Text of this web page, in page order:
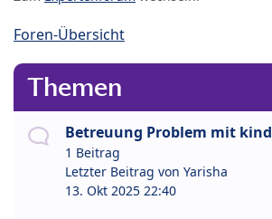
Foren-Übersicht
Themen
Betreuung Problem mit kind
1 Beitrag
Letzter Beitrag von Yarisha
13. Okt 2025 22:40